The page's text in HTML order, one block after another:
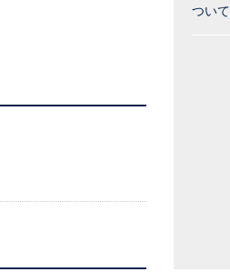
ついて